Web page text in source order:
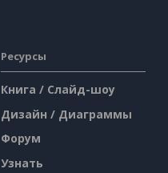
Ресурсы
Книга / Слайд-шоу
Дизайн / Диаграммы
Форум
Узнать